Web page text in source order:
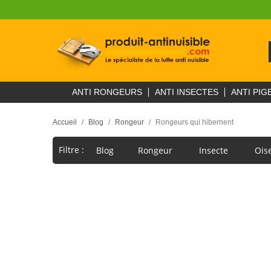
ANTI RONGEURS ANTI INSECTES ANTI
Accueil Blog Rongeur Rongeurs qui hibernent
Filtre : Blog Rongeur Insecte